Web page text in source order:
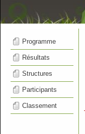
Programme
Résultats
Structures
Participants
Classement